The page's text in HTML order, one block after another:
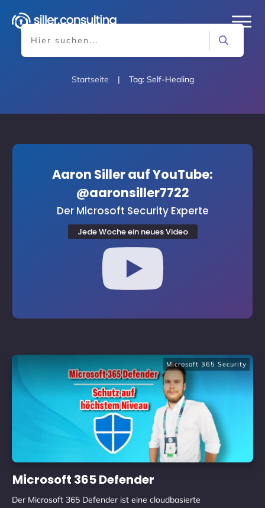
Startseite | Tag: Self-Healing
Aaron Siller auf YouTube:
@aaronsiller7722
Der Microsoft Security Experte
Jede Woche ein neues Video
Microsoft 365 Security
Microsoft 365 Defender
Der Microsoft 365 Defender ist eine cloudbasierte